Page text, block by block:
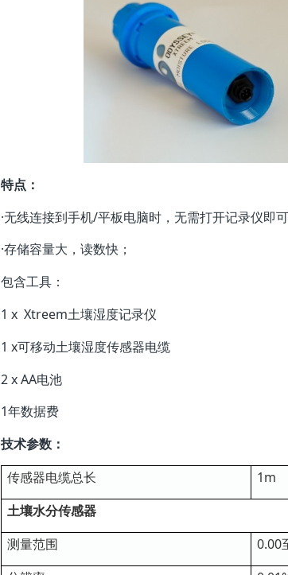
特点：
·无线连接到手机/平板电脑时，无需打开记录仪即
·存储容量大，读数快；
包含工具：
1 x Xtreem土壤湿度记录仪
1 x可移动土壤湿度传感器电缆
2 x AA电池
1年数据费
技术参数：
传感器电缆总长
1m
土壤水分传感器
测量范围
0.00